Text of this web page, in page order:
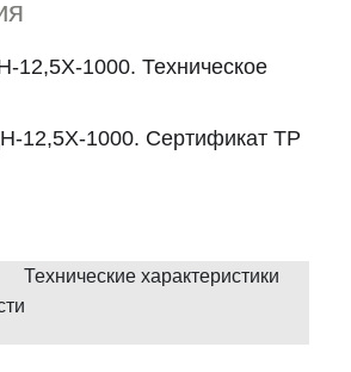
12,5Х-1000. Техническое
12,5Х-1000. Сертификат ТР
Технические характеристики